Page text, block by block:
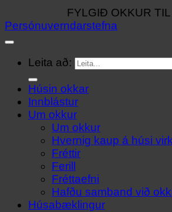
FYLGIÐ OKKUR
Persónuverndarstefna
Leita að:
Húsin okkar
Innblástur
Um okkur
Um okkur
Hvernig kaup á húsi
Fréttir
Ferill
Fréttaefni
Hafðu samband við
Húsabæklingur